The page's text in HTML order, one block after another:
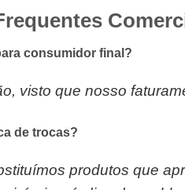
consumidor final?
visto que nosso
de trocas?
produtos que